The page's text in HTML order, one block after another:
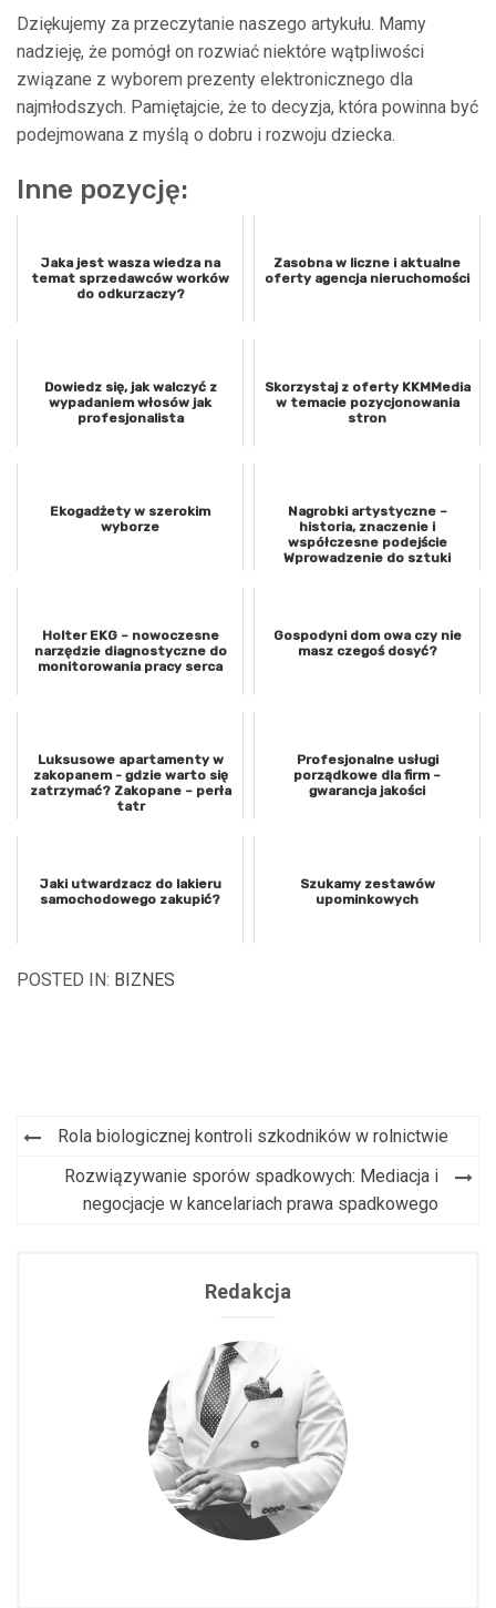
Dziękujemy za przeczytanie naszego artykułu. Mamy
nadzieję, że pomógł on rozwiać niektóre wątpliwości
związane z wyborem prezenty elektronicznego dla
najmłodszych. Pamiętajcie, że to decyzja, która powinna być
podejmowana z myślą o dobru i rozwoju dziecka.
Inne pozycję:
Jaka jest wasza wiedza na
temat sprzedawców worków
do odkurzaczy?
Zasobna w liczne i aktualne
oferty agencja nieruchomości
Dowiedz się, jak walczyć z
wypadaniem włosów jak
profesjonalista
Skorzystaj z oferty KKMMedia
w temacie pozycjonowania
stron
Ekogadżety w szerokim
wyborze
Nagrobki artystyczne –
historia, znaczenie i
współczesne podejście
Wprowadzenie do sztuki
Holter EKG – nowoczesne
narzędzie diagnostyczne do
monitorowania pracy serca
Gospodyni dom owa czy nie
masz czegoś dosyć?
Luksusowe apartamenty w
zakopanem - gdzie warto się
zatrzymać? Zakopane – perła
tatr
Profesjonalne usługi
porządkowe dla firm –
gwarancja jakości
Jaki utwardzacz do lakieru
samochodowego zakupić?
Szukamy zestawów
upominkowych
POSTED IN: BIZNES
Nawigacja
wpisu
Rola biologicznej kontroli szkodników w rolnictwie
Rozwiązywanie sporów spadkowych: Mediacja i
negocjacje w kancelariach prawa spadkowego
Redakcja